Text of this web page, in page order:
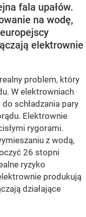
fala upałów.
na wodę,
elektrownie
problem, który
W elektrowniach
schładzania pary
Elektrownie
rygorami.
z wodą,
26 stopni
ryzyko
produkują
działające